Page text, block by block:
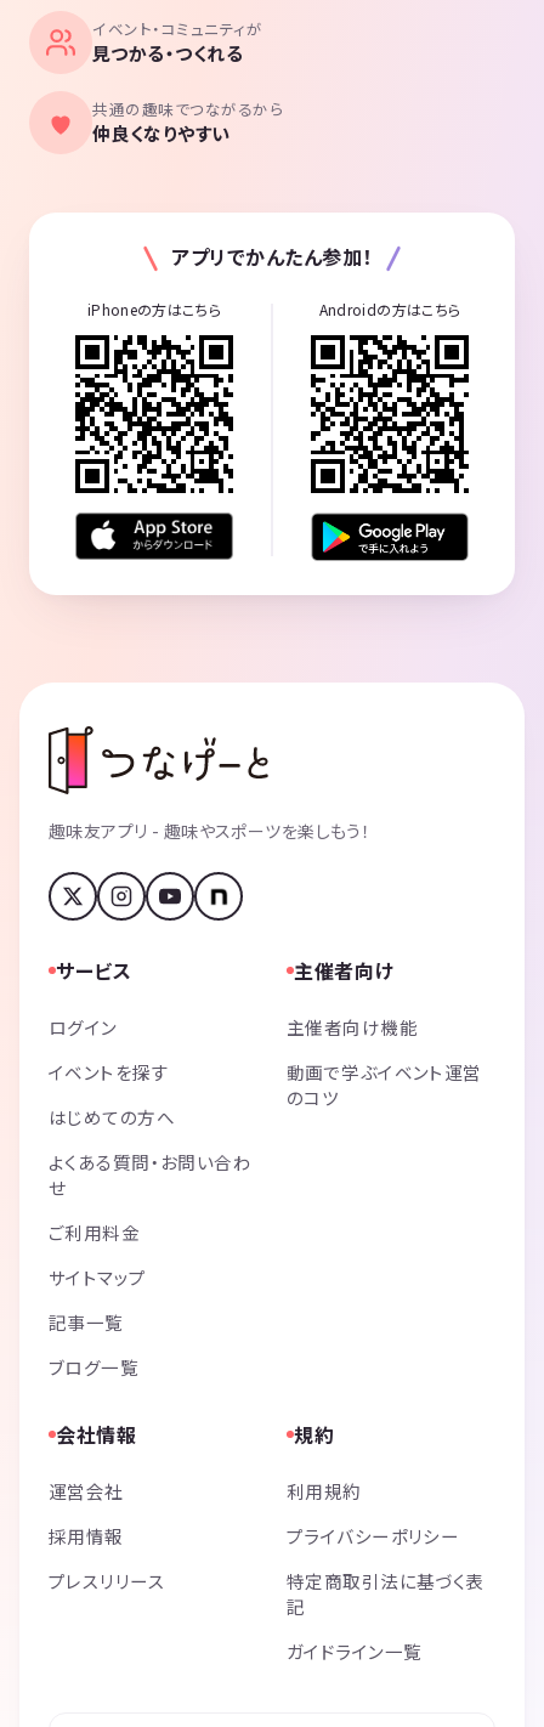
イベント・コミュニティが
見つかる・つくれる
共通の趣味でつながるから
仲良くなりやすい
アプリでかんたん参加！
iPhoneの方はこちら Androidの方はこちら
趣味友アプリ - 趣味やスポーツを楽しもう！
サービス
ログイン
イベントを探す
はじめての方へ
よくある質問・お問い合わ
せ
ご利用料金
サイトマップ
記事一覧
ブログ一覧
主催者向け
主催者向け機能
動画で学ぶイベント運営
のコツ
会社情報
運営会社
採用情報
プレスリリース
規約
利用規約
プライバシーポリシー
特定商取引法に基づく表
記
ガイドライン一覧